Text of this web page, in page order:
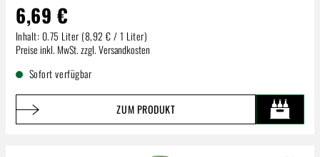
6,69 €
Inhalt: 0.75 Liter (8,92 € / 1 Liter)
Regulärer Preis:
Preise inkl. MwSt. zzgl. Versandkosten
Sofort verfügbar
ZUM PRODUKT